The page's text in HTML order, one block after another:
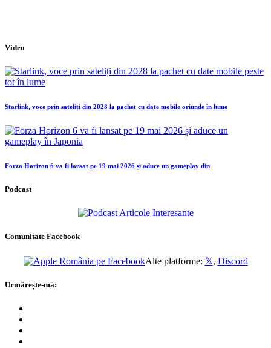
Video
Starlink, voce prin sateliți din 2028 la pachet cu date mobile oriunde în lume
Forza Horizon 6 va fi lansat pe 19 mai 2026 și aduce un gameplay din
Podcast
Comunitate Facebook
Alte platforme: 𝕏, Discord
Urmărește-mă: